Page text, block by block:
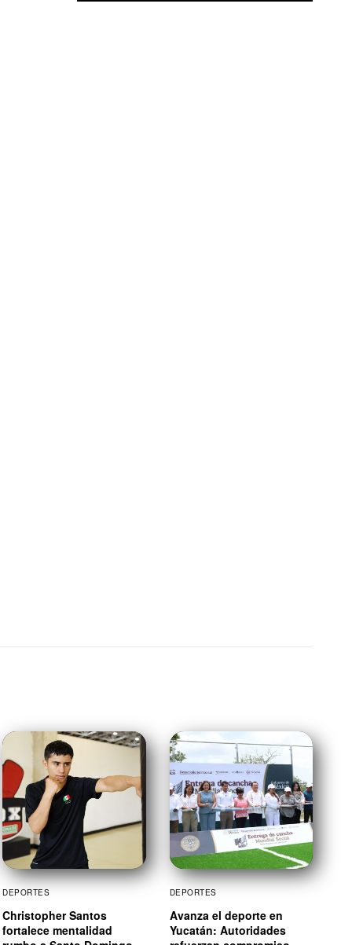
DEPORTES
Christopher Santos
fortalece mentalidad
DEPORTES
Avanza el deporte en
Yucatán: Autoridades